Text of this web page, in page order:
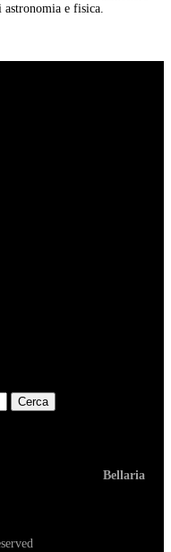
e fisica.
Bellaria